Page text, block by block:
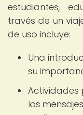
estudiantes,
través de un
de uso incluye:
Una
su
los